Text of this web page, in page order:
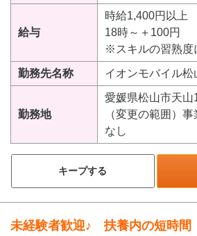
給与
時給1,400円以上
18時～＋100円
※スキルの習熟度
勤務先名称 イオンモバイル松
勤務地
愛媛県松山市天山
（変更の範囲）
なし
キープする
未経験者歓迎♪ 扶養内の短時間